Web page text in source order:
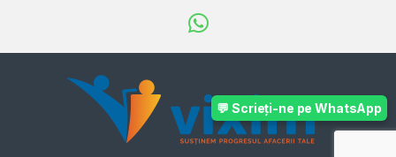
💬 Scrieți-ne pe WhatsApp